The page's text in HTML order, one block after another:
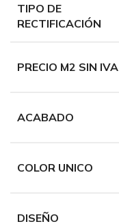
TIPO DE
RECTIFICACIÓN
PRECIO M2 SIN IVA
ACABADO
COLOR UNICO
DISEÑO